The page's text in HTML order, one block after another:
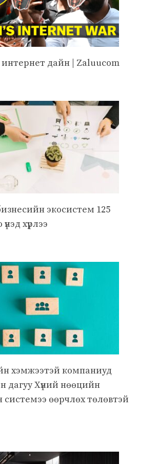
дайн | Zaluucom
экосистем 125
хүрлээ
хэмжээтэй компаниуд
дагуу Хүний нөөцийн
өөрчлөх төлөвтэй